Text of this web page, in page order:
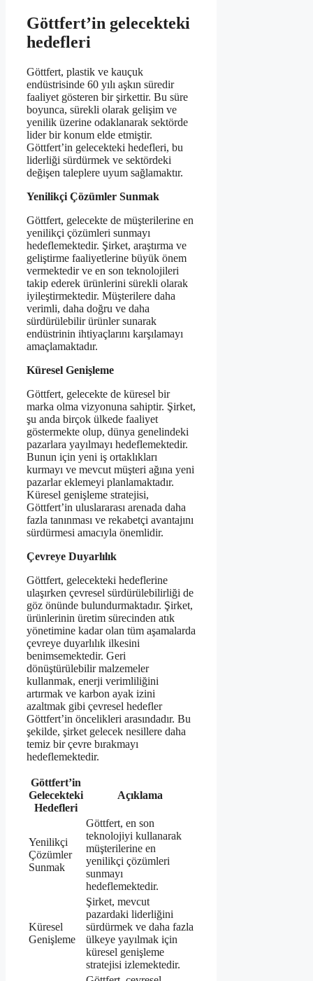
Göttfert’in gelecekteki
hedefleri
Göttfert, plastik ve kauçuk
endüstrisinde 60 yılı aşkın süredir
faaliyet gösteren bir şirkettir. Bu süre
boyunca, sürekli olarak gelişim ve
yenilik üzerine odaklanarak sektörde
lider bir konum elde etmiştir.
Göttfert’in gelecekteki hedefleri, bu
liderliği sürdürmek ve sektördeki
değişen taleplere uyum sağlamaktır.
Yenilikçi Çözümler Sunmak
Göttfert, gelecekte de müşterilerine en
yenilikçi çözümleri sunmayı
hedeflemektedir. Şirket, araştırma ve
geliştirme faaliyetlerine büyük önem
vermektedir ve en son teknolojileri
takip ederek ürünlerini sürekli olarak
iyileştirmektedir. Müşterilere daha
verimli, daha doğru ve daha
sürdürülebilir ürünler sunarak
endüstrinin ihtiyaçlarını karşılamayı
amaçlamaktadır.
Küresel Genişleme
Göttfert, gelecekte de küresel bir
marka olma vizyonuna sahiptir. Şirket,
şu anda birçok ülkede faaliyet
göstermekte olup, dünya genelindeki
pazarlara yayılmayı hedeflemektedir.
Bunun için yeni iş ortaklıkları
kurmayı ve mevcut müşteri ağına yeni
pazarlar eklemeyi planlamaktadır.
Küresel genişleme stratejisi,
Göttfert’in uluslararası arenada daha
fazla tanınması ve rekabetçi avantajını
sürdürmesi amacıyla önemlidir.
Çevreye Duyarlılık
Göttfert, gelecekteki hedeflerine
ulaşırken çevresel sürdürülebilirliği de
göz önünde bulundurmaktadır. Şirket,
ürünlerinin üretim sürecinden atık
yönetimine kadar olan tüm aşamalarda
çevreye duyarlılık ilkesini
benimsemektedir. Geri
dönüştürülebilir malzemeler
kullanmak, enerji verimliliğini
artırmak ve karbon ayak izini
azaltmak gibi çevresel hedefler
Göttfert’in öncelikleri arasındadır. Bu
şekilde, şirket gelecek nesillere daha
temiz bir çevre bırakmayı
hedeflemektedir.
Göttfert’in
Gelecekteki
Hedefleri
Açıklama
Yenilikçi
Çözümler
Sunmak
Göttfert, en son
teknolojiyi kullanarak
müşterilerine en
yenilikçi çözümleri
sunmayı
hedeflemektedir.
Küresel
Genişleme
Şirket, mevcut
pazardaki liderliğini
sürdürmek ve daha fazla
ülkeye yayılmak için
küresel genişleme
stratejisi izlemektedir.